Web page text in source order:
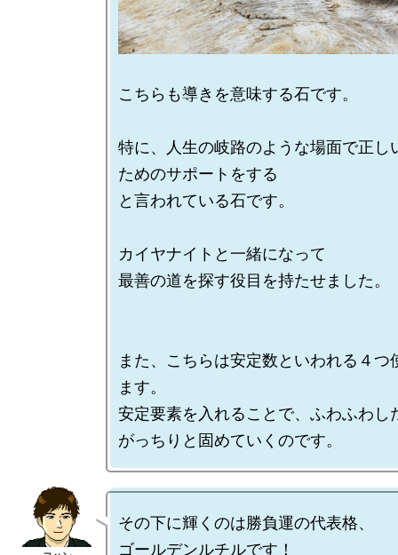
こちらも導きを意味する石です。
特に、人生の岐路のような場面で正し
ためのサポートをする
と言われている石です。
カイヤナイトと一緒になって
最善の道を探す役目を持たせました。
また、こちらは安定数といわれる４つ
ます。
安定要素を入れることで、ふわふわし
その下に輝くのは勝負運の代表格、